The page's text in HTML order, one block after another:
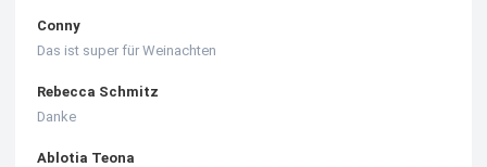
Conny
Das ist super für Weinachten
Rebecca Schmitz
Danke
Ablotia Teona